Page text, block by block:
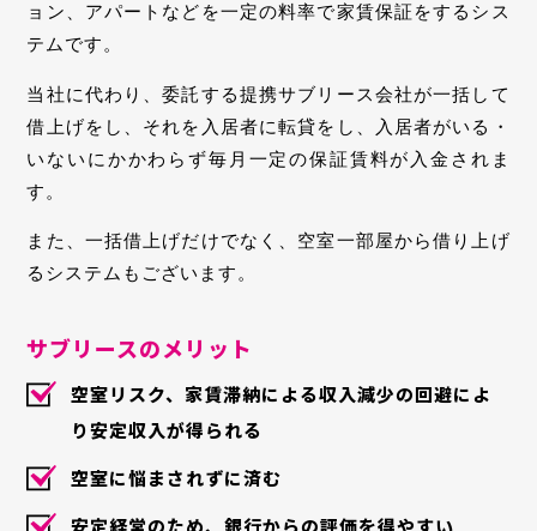
ョン、アパートなどを一定の料率で家賃保証をするシス
テムです。
当社に代わり、委託する提携サブリース会社が一括して
借上げをし、それを入居者に転貸をし、入居者がいる・
いないにかかわらず毎月一定の保証賃料が入金されま
す。
また、一括借上げだけでなく、空室一部屋から借り上げ
るシステムもございます。
サブリースのメリット
空室リスク、家賃滞納による収入減少の回避によ
り安定収入が得られる
空室に悩まされずに済む
安定経営のため、銀行からの評価を得やすい